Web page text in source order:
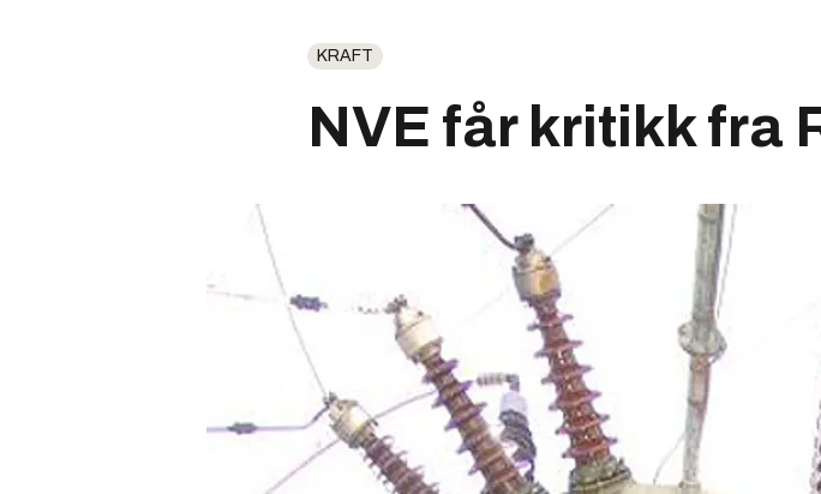
KRAFT
NVE får kritikk fra